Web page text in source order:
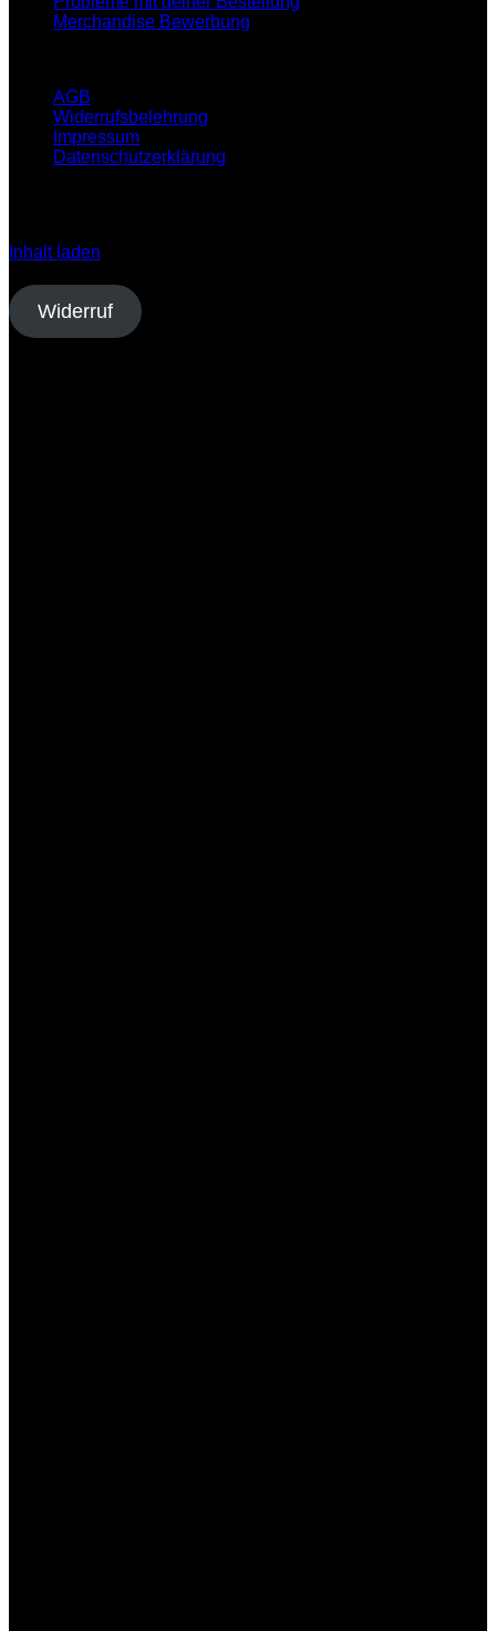
Merchandise Bewerbung
AGB
Widerrufsbelehrung
Impressum
Datenschutzerklärung
Inhalt laden
Vertrag widerrufen
Widerruf